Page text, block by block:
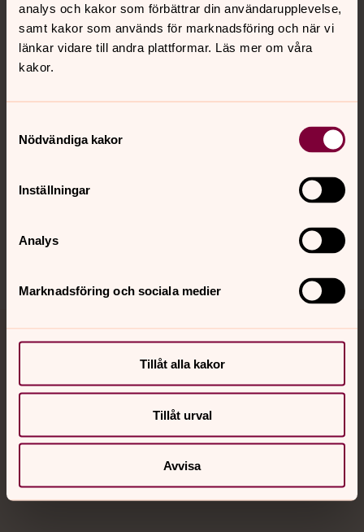
analys och kakor som förbättrar din användarupplevelse,
samt kakor som används för marknadsföring och när vi
länkar vidare till andra plattformar. Läs mer om våra
kakor.
Nödvändiga kakor
Inställningar
Analys
Marknadsföring och sociala medier
Tillåt alla kakor
Tillåt urval
Avvisa
Kontakt
Kalender
Jourhavande präst
Akut samtals- och krisstöd. Prata eller chatta anonymt
Chatt
Telefon 112